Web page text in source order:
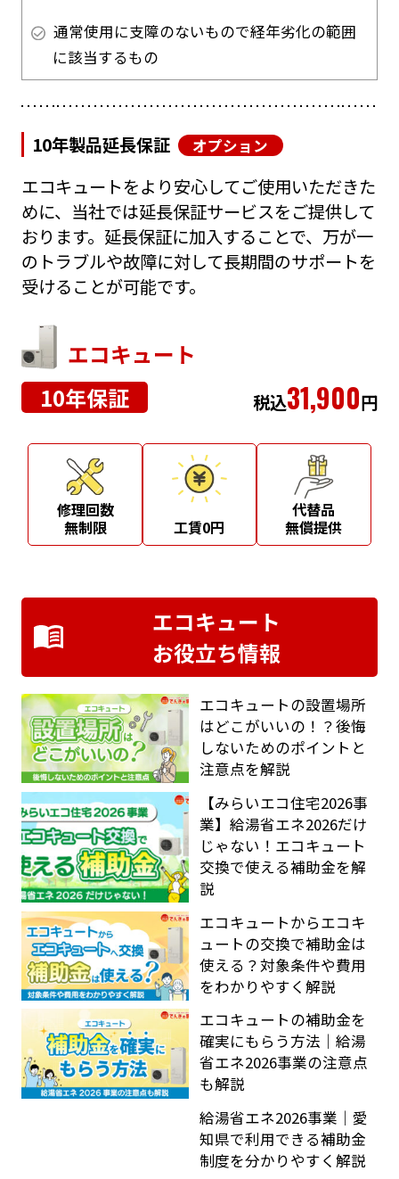
通常使用に支障のないもので経年劣化の範囲
に該当するもの
10年製品延長保証 オプション
エコキュートをより安心してご使用いただきた
めに、当社では延長保証サービスをご提供して
おります。延長保証に加入することで、万が一
のトラブルや故障に対して長期間のサポートを
受けることが可能です。
エコキュート
10年保証
税込31,900円
修理回数
無制限
工賃0円
代替品
無償提供
エコキュート
お役立ち情報
エコキュートの設置場所
はどこがいいの！？後悔
しないためのポイントと
注意点を解説
【みらいエコ住宅2026事
業】給湯省エネ2026だけ
じゃない！エコキュート
交換で使える補助金を解
説
エコキュートからエコキ
ュートの交換で補助金は
使える？対象条件や費用
をわかりやすく解説
エコキュートの補助金を
確実にもらう方法｜給湯
省エネ2026事業の注意点
も解説
給湯省エネ2026事業｜愛
知県で利用できる補助金
制度を分かりやすく解説